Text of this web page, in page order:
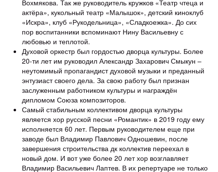
Вохмякова. Так же руководитель кружков «Театр чтеца и
актёра», кукольный театр «Малышок», детский киноклуб
«Искра», клуб «Рукодельница», «Сладкоежка». До сих
пор воспитанники вспоминают Нину Васильевну с
любовью и теплотой.
Духовой оркестр был гордостью дворца культуры. Более
20-ти лет им руководил Александр Захарович Смыкун –
неутомимый пропагандист духовой музыки и преданный
энтузиаст своего дела. За свою работу был признан
заслуженным работником культуры и награждён
дипломом Союза композиторов.
Самый стабильным коллективом дворца культуры
является хор русской песни «Романтик» в 2019 году ему
исполняется 60 лет. Первым руководителем еще при
заводе был Владимир Павлович Одношевин, после
завершения строительства дк коллектив переехал в
новый дом. И вот уже более 20 лет хор возглавляет
Владимир Васильевич Лаптев. В их репертуаре не только